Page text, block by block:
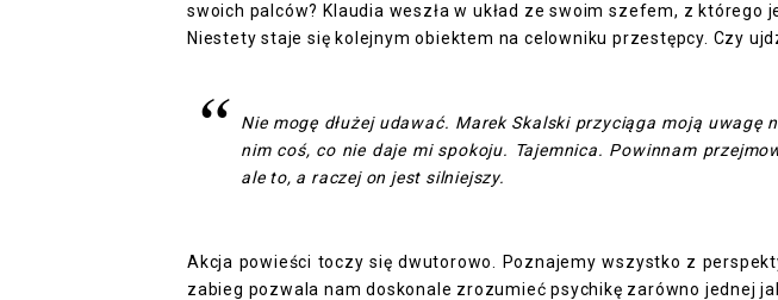
swoich palców? Klaudia weszła w układ ze swoim szefem, z którego
Niestety staje się kolejnym obiektem na celowniku przestępcy. Czy
Nie mogę dłużej udawać. Marek Skalski przyciąga moją uwagę
nim coś, co nie daje mi spokoju. Tajemnica. Powinnam
ale to, a raczej on jest silniejszy.
Akcja powieści toczy się dwutorowo. Poznajemy wszystko z
zabieg pozwala nam doskonale zrozumieć psychikę zarówno jednej